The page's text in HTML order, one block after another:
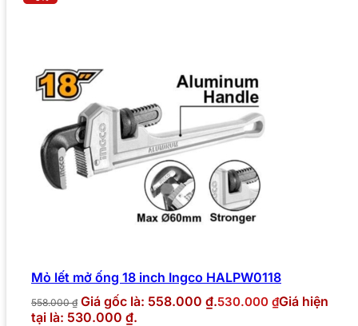
Mỏ lết mở ống 18 inch Ingco HALPW0118
558.000₫ Giá gốc là: 558.000 ₫.530.000 ₫Giá hiện
tại là: 530.000 ₫.